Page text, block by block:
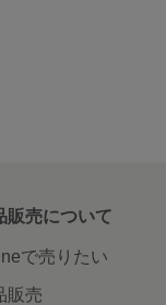
販売について
で売りたい
販売